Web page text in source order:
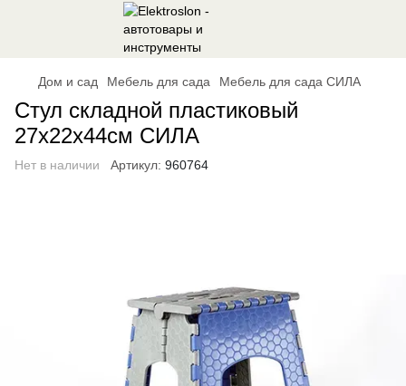
Дом и сад Мебель для сада Мебель для сада СИЛА
Стул складной пластиковый
27х22х44см СИЛА
Нет в наличии Артикул: 960764